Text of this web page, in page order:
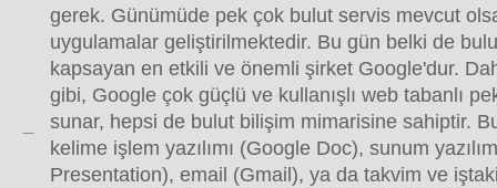
gerek. Günümüde pek çok bulut servis mevcut
uygulamalar geliştirilmektedir. Bu gün belki de
kapsayan en etkili ve önemli şirket Google'dur.
gibi, Google çok güçlü ve kullanışlı web tabanlı
sunar, hepsi de bulut bilişim mimarisine sahiptir.
kelime işlem yazılımı (Google Doc), sunum
Presentation), email (Gmail), ya da takvim ve